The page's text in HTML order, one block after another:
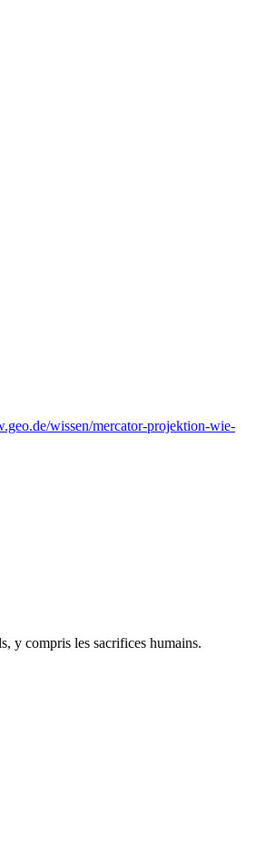
wissen/mercator-projektion-wie-
y compris les sacrifices humains.